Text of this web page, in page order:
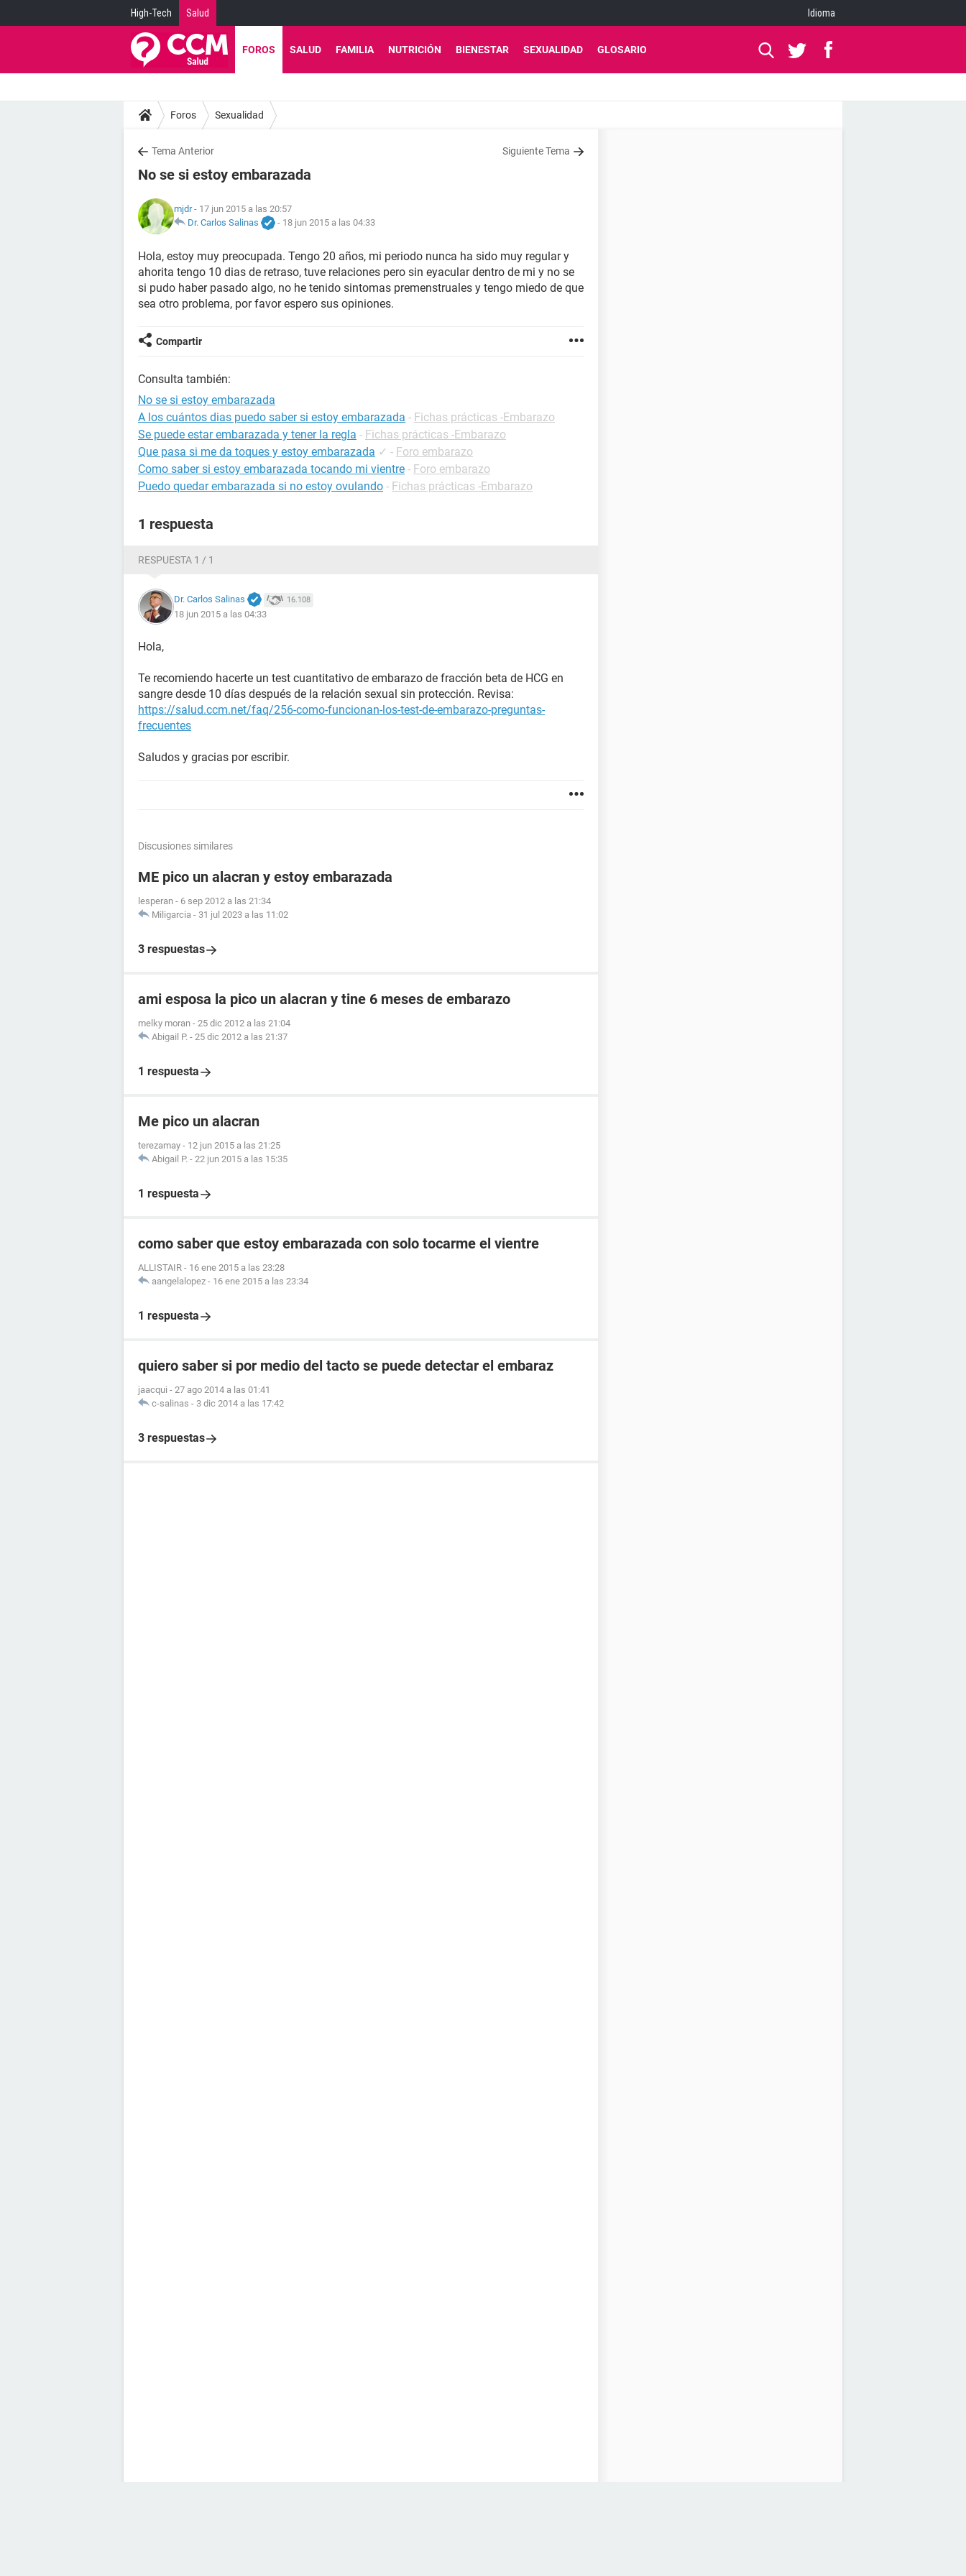
High-Tech Salud Idioma
FOROS SALUD FAMILIA NUTRICIÓN BIENESTAR SEXUALIDAD GLOSARIO
Foros Sexualidad
Tema Anterior Siguiente Tema
No se si estoy embarazada
mjdr- 17 jun 2015 a las 20:57
Dr. Carlos Salinas
- 18 jun 2015 a las 04:33
Hola, estoy muy preocupada. Tengo 20 años, mi periodo nunca ha sido muy regular y
ahorita tengo 10 dias de retraso, tuve relaciones pero sin eyacular dentro de mi y no se
si pudo haber pasado algo, no he tenido sintomas premenstruales y tengo miedo de que
sea otro problema, por favor espero sus opiniones.
Compartir
Consulta también:
No se si estoy embarazada
A los cuántos dias puedo saber si estoy embarazada - Fichas prácticas -Embarazo
Se puede estar embarazada y tener la regla - Fichas prácticas -Embarazo
Que pasa si me da toques y estoy embarazada ✓ - Foro embarazo
Como saber si estoy embarazada tocando mi vientre - Foro embarazo
Puedo quedar embarazada si no estoy ovulando - Fichas prácticas -Embarazo
1 respuesta
RESPUESTA 1 / 1
Dr. Carlos Salinas 16.108
18 jun 2015 a las 04:33
Hola,
Te recomiendo hacerte un test cuantitativo de embarazo de fracción beta de HCG en
sangre desde 10 días después de la relación sexual sin protección. Revisa:
https://salud.ccm.net/faq/256-como-funcionan-los-test-de-embarazo-preguntas-
frecuentes
Saludos y gracias por escribir.
Discusiones similares
ME pico un alacran y estoy embarazada
lesperan - 6 sep 2012 a las 21:34
Miligarcia - 31 jul 2023 a las 11:02
3 respuestas
ami esposa la pico un alacran y tine 6 meses de embarazo
melky moran - 25 dic 2012 a las 21:04
Abigail P. - 25 dic 2012 a las 21:37
1 respuesta
Me pico un alacran
terezamay - 12 jun 2015 a las 21:25
Abigail P. - 22 jun 2015 a las 15:35
1 respuesta
como saber que estoy embarazada con solo tocarme el vientre
ALLISTAIR - 16 ene 2015 a las 23:28
aangelalopez - 16 ene 2015 a las 23:34
1 respuesta
quiero saber si por medio del tacto se puede detectar el embaraz
jaacqui - 27 ago 2014 a las 01:41
c-salinas - 3 dic 2014 a las 17:42
3 respuestas